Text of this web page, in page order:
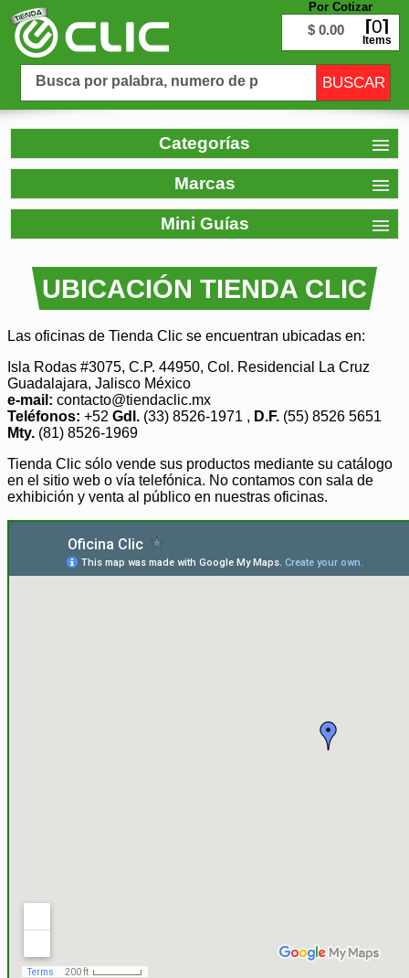
Por Cotizar
$ 0.00 0
Items
Categorías
Marcas
Mini Guías
UBICACIÓN TIENDA CLIC
Las oficinas de Tienda Clic se encuentran ubicadas en:
Isla Rodas #3075, C.P. 44950, Col. Residencial La Cruz
Guadalajara, Jalisco México
e-mail: contacto@tiendaclic.mx
Teléfonos: +52 Gdl. (33) 8526-1971 , D.F. (55) 8526 5651
Mty. (81) 8526-1969
Tienda Clic sólo vende sus productos mediante su catálogo
en el sitio web o vía telefónica. No contamos con sala de
exhibición y venta al público en nuestras oficinas.